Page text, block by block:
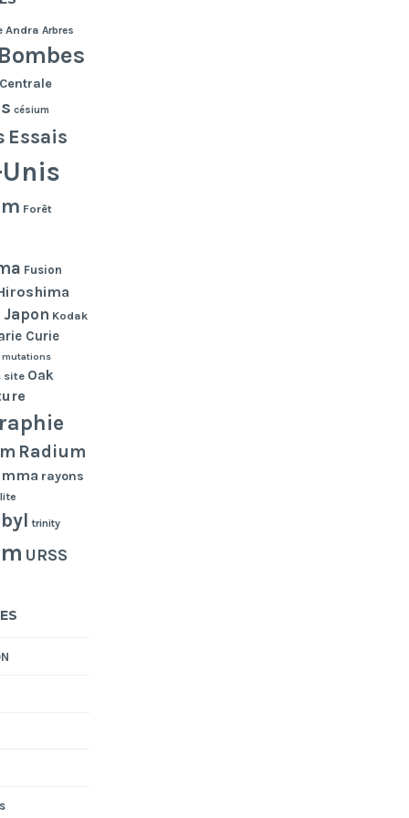
Andra Arbres
césium
Essais
Forêt
Fusion
Japon Kodak
Curie
mutations
site Oak
Radium
rayons
trinity
URSS